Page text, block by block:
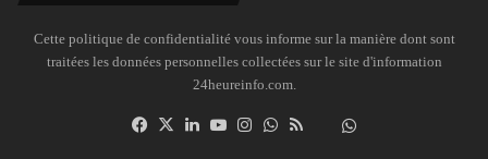
Cette politique de confidentialité vous informe sur la manière dont sont
traitées les données personnelles collectées sur le site d'information
24heureinfo.com.
Facebook
X LinkedinYouTubeInstagramWhatsAppDailymotion